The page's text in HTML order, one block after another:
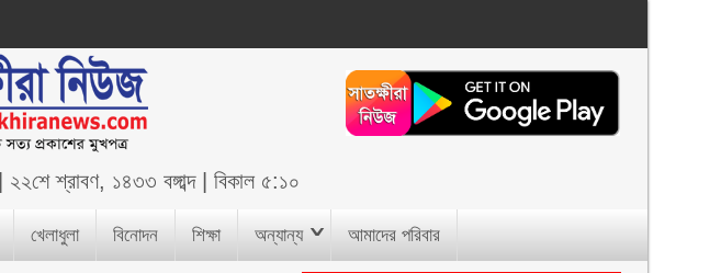
২২শে শ্রাবণ, ১৪৩৩ বঙ্গাব্দ|বিকাল ৫:১০
খেলাধুলা বিনোদন শিক্ষা অন্যান্য আমাদের পরিবার